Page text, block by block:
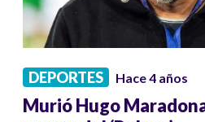
DEPORTES Hace 4 años
Murió Hugo